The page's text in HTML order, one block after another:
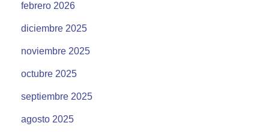
febrero 2026
diciembre 2025
noviembre 2025
octubre 2025
septiembre 2025
agosto 2025